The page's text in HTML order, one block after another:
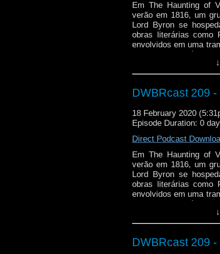
Em The Haunting of
verão em 1816, um
Lord Byron se
obras literárias como
envolvidos em uma
eventos da Big
DWBRcast 209
18 February 2020
Episode Duration: 0
Direct Podcast
Em The Haunting of
verão em 1816, um
Lord Byron se
obras literárias como
envolvidos em uma
eventos da Big
DWBRcast 209